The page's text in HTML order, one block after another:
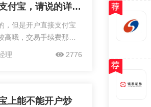
付宝，请说的详细
，但是开户直接支付宝
高哦，交易手续费那是
一般都是默认的万三，
收，网上开户选择的证
理 2776
上能不能开户炒